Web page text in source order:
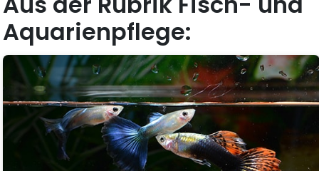
Aquarienpflege: